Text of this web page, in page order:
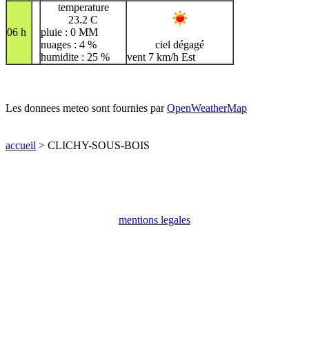
06 h
temperature
23.2 C
pluie : 0 MM
nuages : 4 %
humidite : 25 %
ciel dégagé
vent 7 km/h Est
Les donnees meteo sont fournies parOpenWeatherMap
accueil > CLICHY-SOUS-BOIS
mentions legales